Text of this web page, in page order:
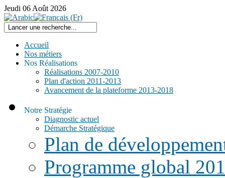
Jeudi 06 Août 2026
Accueil
Nos métiers
Nos Réalisations
Réalisations 2007-2010
Plan d'action 2011-2013
Avancement de la plateforme 2013-2018
Notre Stratégie
Diagnostic actuel
Démarche Stratégique
Plan de
Programme global